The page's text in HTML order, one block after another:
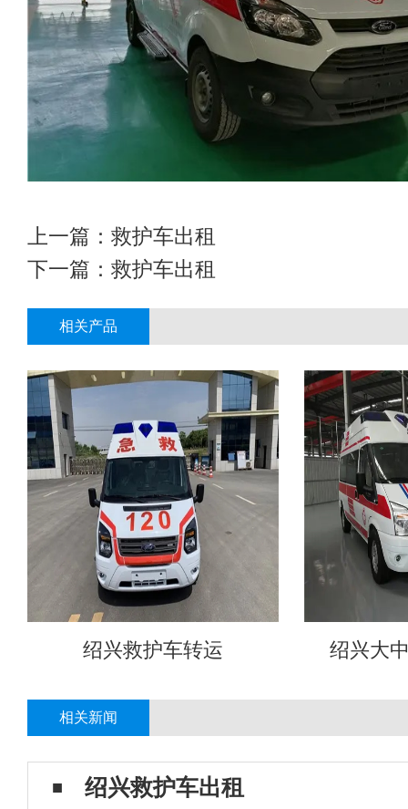
上一篇： 救护车出租
下一篇： 救护车出租
相关产品
绍兴救护车转运 绍兴大
相关新闻
绍兴救护车出租